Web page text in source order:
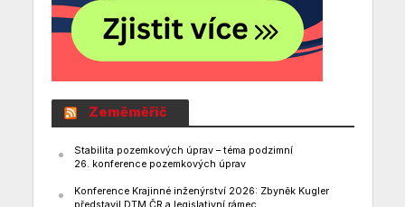
Zeměměřič
Stabilita pozemkových úprav – téma podzimní
26. konference pozemkových úprav
Konference Krajinné inženýrství 2026: Zbyněk Kugler